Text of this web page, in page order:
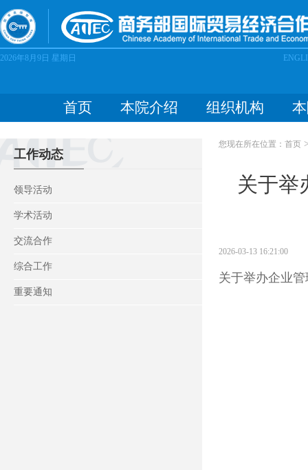
2026年8月9日 星期日
首页 本院介绍 组织机构
工作动态
领导活动
学术活动
交流合作
综合工作
重要通知
您现在所在位置： 首页
关于举
2026-03-13 16:21:00
关于举办企业